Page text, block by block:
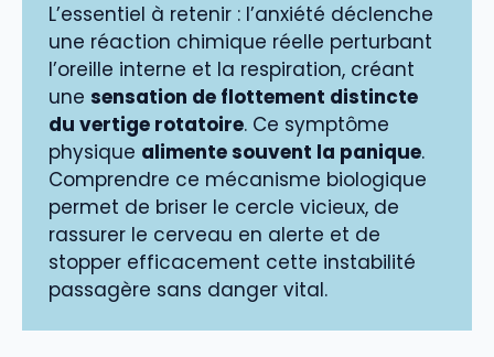
L’essentiel à retenir : l’anxiété déclenche
une réaction chimique réelle perturbant
l’oreille interne et la respiration, créant
une sensation de flottement distincte
du vertige rotatoire. Ce symptôme
physique alimente souvent la panique.
Comprendre ce mécanisme biologique
permet de briser le cercle vicieux, de
rassurer le cerveau en alerte et de
stopper efficacement cette instabilité
passagère sans danger vital.